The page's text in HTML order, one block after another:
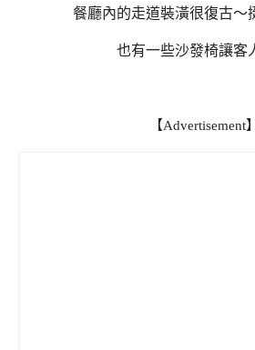
餐廳內的走道裝潢很復古～
也有一些沙發椅讓客
【Advertisement】